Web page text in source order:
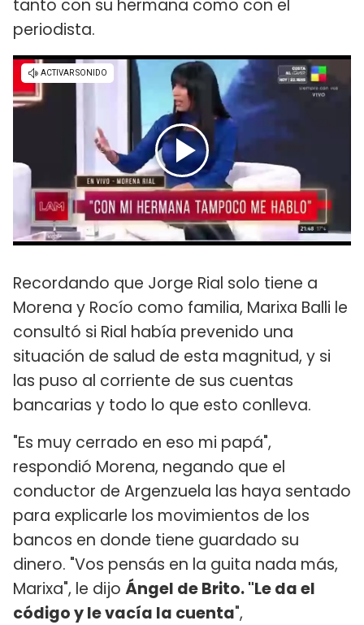
tanto con su hermana como con el
periodista.
Recordando que Jorge Rial solo tiene a
Morena y Rocío como familia, Marixa Balli le
consultó si Rial había prevenido una
situación de salud de esta magnitud, y si
las puso al corriente de sus cuentas
bancarias y todo lo que esto conlleva.
"Es muy cerrado en eso mi papá",
respondió Morena, negando que el
conductor de Argenzuela las haya sentado
para explicarle los movimientos de los
bancos en donde tiene guardado su
dinero. "Vos pensás en la guita nada más,
Marixa", le dijo Ángel de Brito. "Le da el
código y le vacía la cuenta",